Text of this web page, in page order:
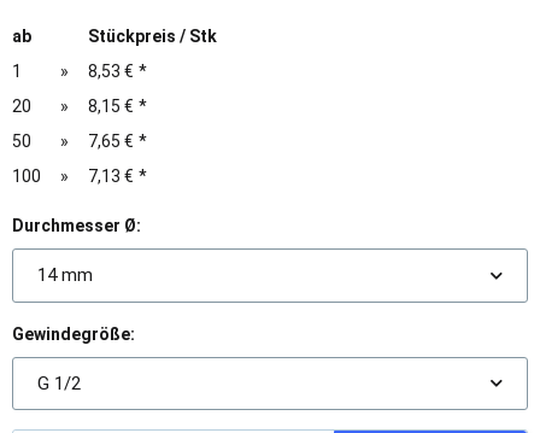
ab
Stückpreis / Stk
1
» 8,53 € *
20
» 8,15 € *
50
» 7,65 € *
100
» 7,13 € *
Durchmesser Ø:
14 mm
Gewindegröße:
G 1/2